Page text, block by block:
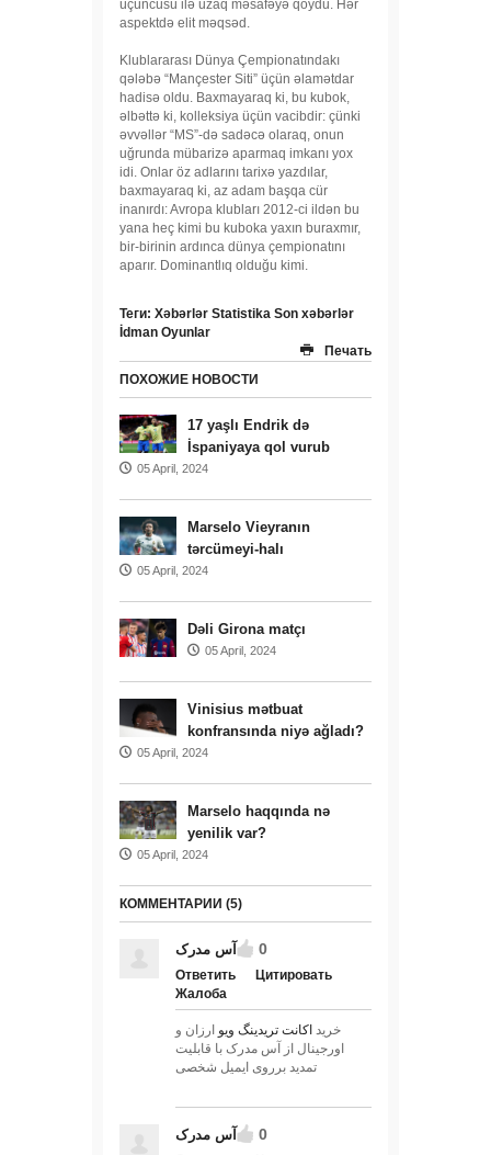
üçüncüsü ilə uzaq məsafəyə qoydu. Hər
aspektdə elit məqsəd.
Klublararası Dünya Çempionatındakı
qələbə “Mançester Siti” üçün əlamətdar
hadisə oldu. Baxmayaraq ki, bu kubok,
əlbəttə ki, kolleksiya üçün vacibdir: çünki
əvvəllər “MS”-də sadəcə olaraq, onun
uğrunda mübarizə aparmaq imkanı yox
idi. Onlar öz adlarını tarixə yazdılar,
baxmayaraq ki, az adam başqa cür
inanırdı: Avropa klubları 2012-ci ildən bu
yana heç kimi bu kuboka yaxın buraxmır,
bir-birinin ardınca dünya çempionatını
aparır. Dominantlıq olduğu kimi.
Теги: Xəbərlər Statistika Son xəbərlər
İdman Oyunlar
Печать
ПОХОЖИЕ НОВОСТИ
17 yaşlı Endrik də
İspaniyaya qol vurub
05 April, 2024
Marselo Vieyranın
tərcümeyi-halı
05 April, 2024
Dəli Girona matçı
05 April, 2024
Vinisius mətbuat
konfransında niyə ağladı?
05 April, 2024
Marselo haqqında nə
yenilik var?
05 April, 2024
КОММЕНТАРИИ (5)
آس مدرک 0
Ответить
Цитировать
Жалоба
خرید اکانت تریدینگ ویو ارزان و
اورجینال از آس مدرک با قابلیت
تمدید برروی ایمیل شخصی
آس مدرک 0